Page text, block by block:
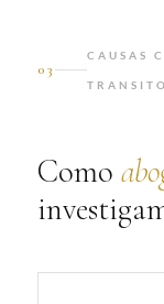
03
CAUSAS
Como